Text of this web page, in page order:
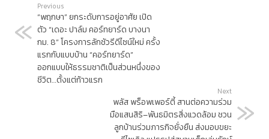
Previous
“พฤกษา” ยกระดับการอยู่อาศัย เปิด
ตัว “เดอะ ปาล์ม คอร์ทยาร์ด บางนา
กม. 8” โครงการลักชัวรีดีไซน์ใหม่ ครั้ง
แรกกับแบบบ้าน “คอร์ทยาร์ด”
ออกแบบให้ธรรมชาติเป็นส่วนหนึ่งของ
ชีวิต…ตั้งแต่ก้าวแรก
Next
พลัส พร็อพเพอร์ตี้ สานต่อความร่วม
มือแสนสิริ–พันธมิตรสิ่งแวดล้อม ชวน
ลูกบ้านร่วมภารกิจยั่งยืน ส่งมอบขยะ